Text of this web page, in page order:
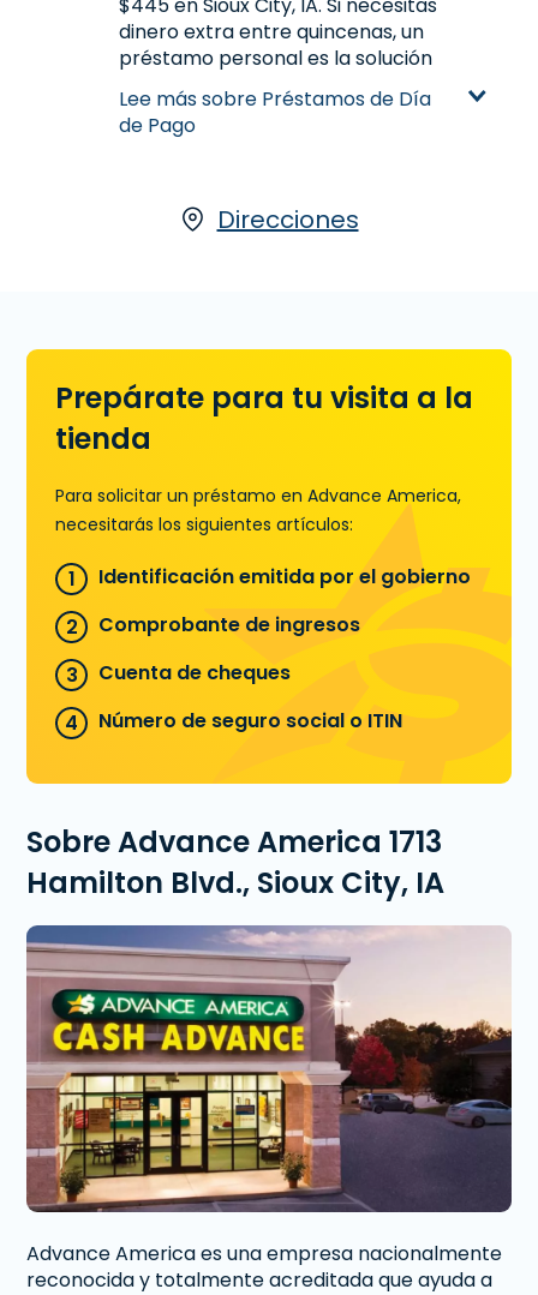
dinero extra entre quincenas, un
préstamo personal es la solución
rápida y fácil. Visítanos en 1713
Hamilton Blvd. en Sioux City, IA, o
llámanos
Aprende más sobre Préstamos de
Día de Pago
Lee más sobre Préstamos de Día
de Pago
Direcciones
Prepárate para tu visita a la
tienda
Para solicitar un préstamo en Advance America,
necesitarás los siguientes artículos:
Identificación emitida por el gobierno
Comprobante de ingresos
Cuenta de cheques
Número de seguro social o ITIN
Sobre Advance America 1713
Hamilton Blvd., Sioux City, IA
Advance America es una empresa nacionalmente
reconocida y totalmente acreditada que ayuda a